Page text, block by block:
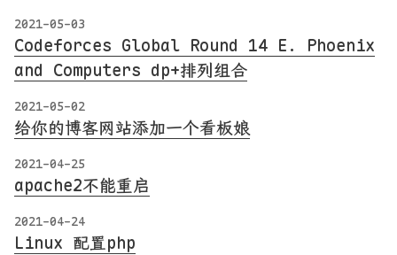
2021-05-03
Codeforces Global Round 14 E. Phoenix
and Computers dp+排列组合
2021-05-02
给你的博客网站添加一个看板娘
2021-04-25
apache2不能重启
2021-04-24
Linux 配置php